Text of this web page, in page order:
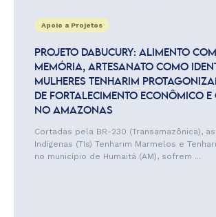
Apoio a Projetos
PROJETO DABUCURY: ALIMENTO
MEMÓRIA, ARTESANATO COMO
MULHERES TENHARIM
DE FORTALECIMENTO ECONÔMICO E
NO AMAZONAS
Cortadas pela BR-230 (Transamazônica),
Indígenas (TIs) Tenharim Marmelos e
no município de Humaitá (AM), sofrem ...